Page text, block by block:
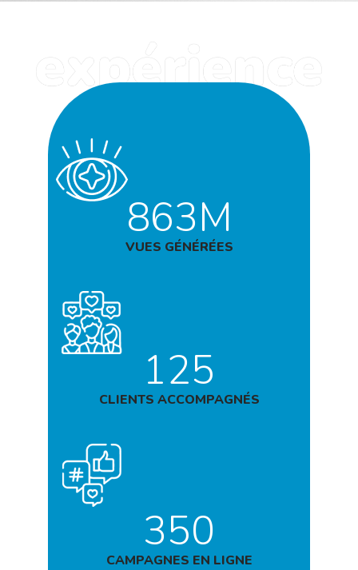
863M
VUES GÉNÉRÉES
125
CLIENTS ACCOMPAGNÉS
350
CAMPAGNES EN LIGNE